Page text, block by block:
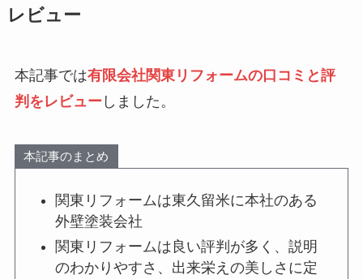
レビュー
本記事では有限会社関東リフォームの口コミと評
判をレビュー しました。
本記事のまとめ
関東リフォームは東久留米に本社のある
外壁塗装会社
関東リフォームは良い評判が多く、説明
のわかりやすさ、出来栄えの美しさに定